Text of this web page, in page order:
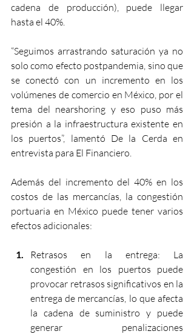
cadena de producción), puede llegar
hasta el 40%.
“Seguimos arrastrando saturación ya no
solo como efecto postpandemia, sino que
se conectó con un incremento en los
volúmenes de comercio en México, por el
tema del nearshoring y eso puso más
presión a la infraestructura existente en
los puertos”, lamentó De la Cerda en
entrevista para El Financiero.
Además del incremento del 40% en los
costos de las mercancías, la congestión
portuaria en México puede tener varios
efectos adicionales:
Retrasos en la entrega: La
congestión en los puertos puede
provocar retrasos significativos en la
entrega de mercancías, lo que afecta
la cadena de suministro y puede
generar penalizaciones